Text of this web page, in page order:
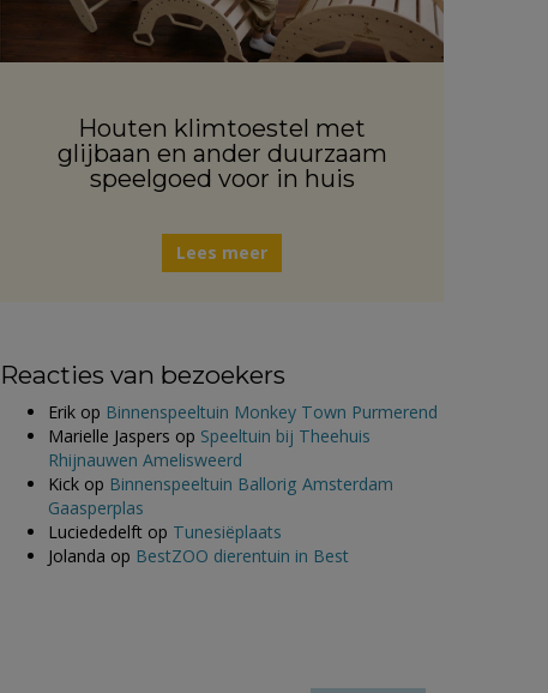
Houten klimtoestel met
glijbaan en ander duurzaam
speelgoed voor in huis
Lees meer
Reacties van bezoekers
Erik op Binnenspeeltuin Monkey Town Purmerend
Marielle Jaspers op Speeltuin bij Theehuis
Rhijnauwen Amelisweerd
Kick op Binnenspeeltuin Ballorig Amsterdam
Gaasperplas
Luciededelft op Tunesiëplaats
Jolanda op BestZOO dierentuin in Best